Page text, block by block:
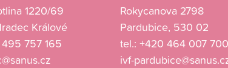
1220/69
Králové
757 165
Rokycanova 2798
Pardubice, 530 02
tel.: +420 464 007 700
ivf-